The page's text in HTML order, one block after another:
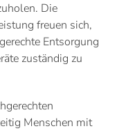
Die
freuen sich,
Entsorgung
zuständig zu
Menschen mit